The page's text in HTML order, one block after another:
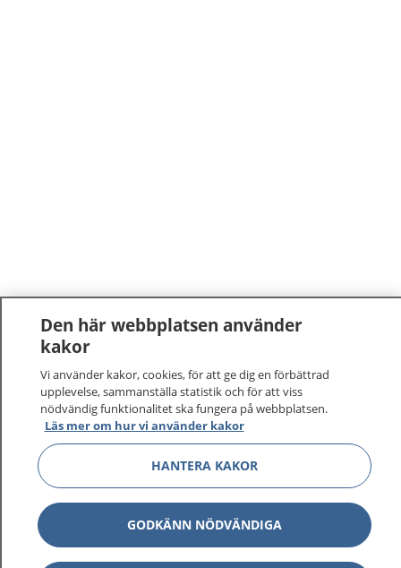
1177–tryggt om din hälsa och vård
På 1177.se får du råd om hälsa och information om
sjukdomar och vilka mottagningar du kan kontakta.
Logga in för att läsa din journal och göra dina
vårdärenden. Ring telefonnummer 1177 för
Den här webbplatsen använder
kakor
Vi använder kakor, cookies, för att ge dig en förbättrad
upplevelse, sammanställa statistik och för att viss
nödvändig funktionalitet ska fungera på webbplatsen.
Läs mer om hur vi använder kakor
HANTERA KAKOR
GODKÄNN NÖDVÄNDIGA